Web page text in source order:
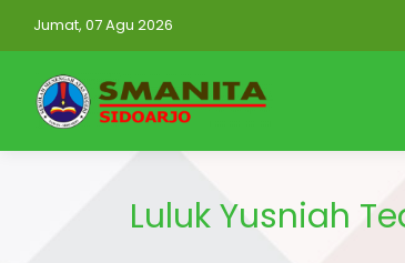
Jumat, 07 Agu 2026
Luluk Yusniah